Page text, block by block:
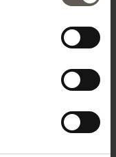
Du kan til
tilbage ved at